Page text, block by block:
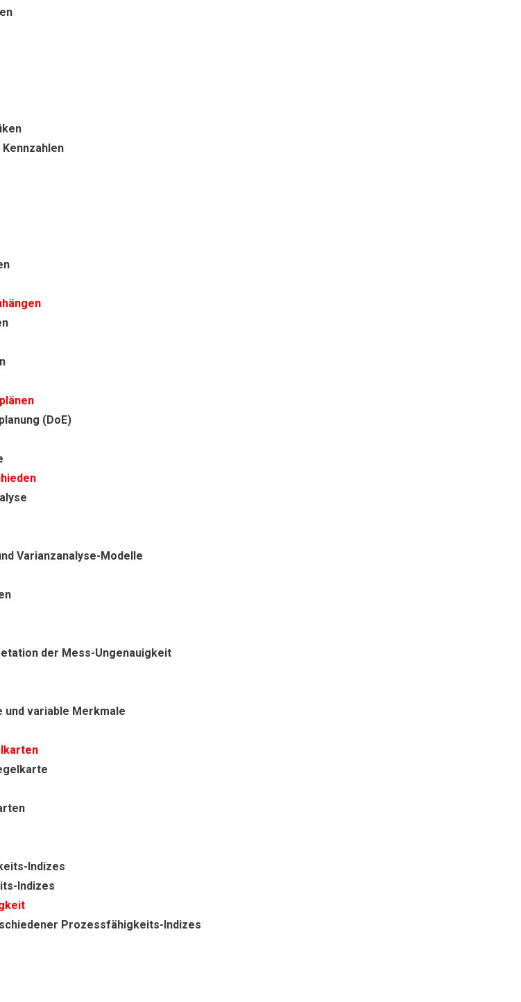
(DoE)
Varianzanalyse-Modelle
der Mess-Ungenauigkeit
variable Merkmale
Indizes
Indizes
Prozessfähigkeits-Indizes